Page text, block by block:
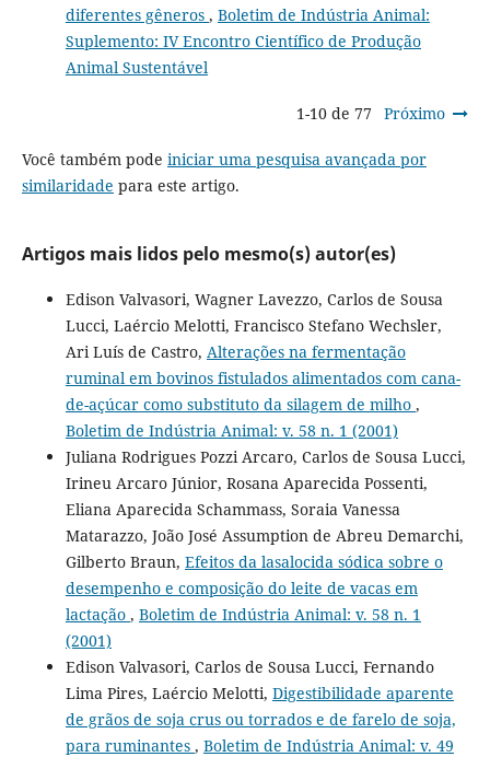
diferentes gêneros , Boletim de Indústria Animal:
Suplemento: IV Encontro Científico de Produção
Animal Sustentável
1-10 de 77 Próximo
Você também pode iniciar uma pesquisa avançada por
similaridade para este artigo.
Artigos mais lidos pelo mesmo(s) autor(es)
Edison Valvasori, Wagner Lavezzo, Carlos de Sousa
Lucci, Laércio Melotti, Francisco Stefano Wechsler,
Ari Luís de Castro, Alterações na fermentação
ruminal em bovinos fistulados alimentados com cana-
de-açúcar como substituto da silagem de milho ,
Boletim de Indústria Animal: v. 58 n. 1 (2001)
Juliana Rodrigues Pozzi Arcaro, Carlos de Sousa Lucci,
Irineu Arcaro Júnior, Rosana Aparecida Possenti,
Eliana Aparecida Schammass, Soraia Vanessa
Matarazzo, João José Assumption de Abreu Demarchi,
Gilberto Braun, Efeitos da lasalocida sódica sobre o
desempenho e composição do leite de vacas em
lactação , Boletim de Indústria Animal: v. 58 n. 1
(2001)
Edison Valvasori, Carlos de Sousa Lucci, Fernando
Lima Pires, Laércio Melotti, Digestibilidade aparente
de grãos de soja crus ou torrados e de farelo de soja,
para ruminantes , Boletim de Indústria Animal: v. 49